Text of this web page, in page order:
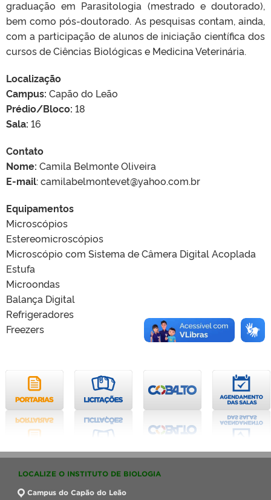
graduação em Parasitologia (mestrado e doutorado),
bem como pós-doutorado. As pesquisas contam, ainda,
com a participação de alunos de iniciação científica dos
cursos de Ciências Biológicas e Medicina Veterinária.
Localização
Campus: Capão do Leão
Prédio/Bloco: 18
Sala: 16
Contato
Nome: Camila Belmonte Oliveira
E-mail: camilabelmontevet@yahoo.com.br
Equipamentos
Microscópios
Estereomicroscópios
Microscópio com Sistema de Câmera Digital Acoplada
Estufa
Microondas
Balança Digital
Refrigeradores
Freezers
LOCALIZE O INSTITUTO DE BIOLOGIA
Campus do Capão do Leão